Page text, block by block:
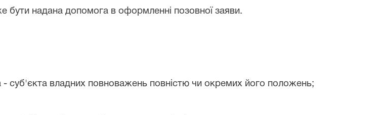
надана допомога в оформленні позовної заяви.
- суб'єкта владних повноважень повністю чи окремих його положень;